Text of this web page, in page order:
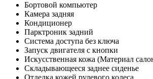
Бортовой компьютер
Камера задняя
Кондиционер
Парктроник задний
Система доступа без ключа
Запуск двигателя с кнопки
Искусственная кожа (Материал
Складывающееся заднее сиденье